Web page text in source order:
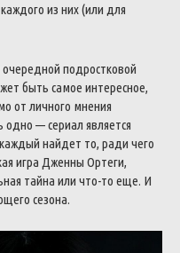
из них (или для
подростковой
быть самое интересное,
от личного мнения
одно — сериал является
найдет то, ради чего
игра Дженны Ортеги,
тайна или что-то еще. И
сезона.